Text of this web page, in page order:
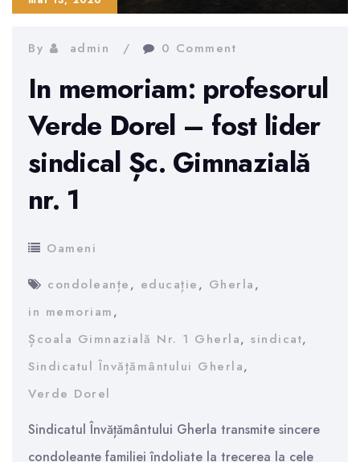
By admin 0 Comment
In memoriam: profesorul
Verde Dorel – fost lider
sindical Șc. Gimnazială
nr. 1
Oameni
condoleanțe, educație, Gherla,
in memoriam,
Școala Gimnazială Nr. 1 Gherla, sindicat,
Sindicatul Învățământului Gherla,
Verde Dorel
Sindicatul Învățământului Gherla transmite sincere
condoleanțe familiei îndoliate la trecerea la cele